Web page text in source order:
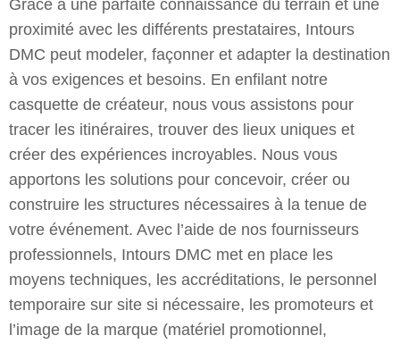
Grâce à une parfaite connaissance du terrain et une
proximité avec les différents prestataires, Intours
DMC peut modeler, façonner et adapter la destination
à vos exigences et besoins. En enfilant notre
casquette de créateur, nous vous assistons pour
tracer les itinéraires, trouver des lieux uniques et
créer des expériences incroyables. Nous vous
apportons les solutions pour concevoir, créer ou
construire les structures nécessaires à la tenue de
votre événement. Avec l’aide de nos fournisseurs
professionnels, Intours DMC met en place les
moyens techniques, les accréditations, le personnel
temporaire sur site si nécessaire, les promoteurs et
l’image de la marque (matériel promotionnel,